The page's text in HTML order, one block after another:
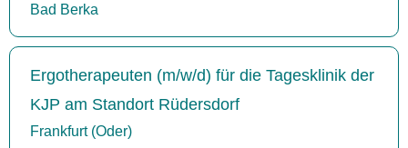
Bad Berka
Ergotherapeuten (m/w/d) für die Tagesklinik der
KJP am Standort Rüdersdorf
Frankfurt (Oder)